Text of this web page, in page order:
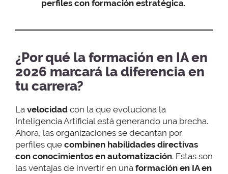
perfiles con formación estratégica.
¿Por qué la formación en IA en
2026 marcará la diferencia en
tu carrera?
La velocidad con la que evoluciona la
Inteligencia Artificial está generando una brecha.
Ahora, las organizaciones se decantan por
perfiles que combinen habilidades directivas
con conocimientos en automatización. Estas son
las ventajas de invertir en una formación en IA en